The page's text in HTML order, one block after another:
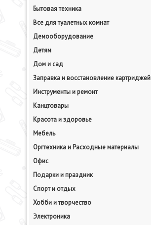
Бытовая техника
Все для туалетных комнат
Демооборудование
Детям
Дом и сад
Заправка и восстановление картриджей
Инструменты и ремонт
Канцтовары
Красота и здоровье
Мебель
Оргтехника и Расходные материалы
Офис
Подарки и праздник
Спорт и отдых
Хобби и творчество
Электроника